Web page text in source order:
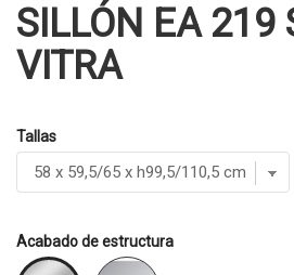
SILLÓN EA 219
VITRA
Tallas
Acabado de estructura